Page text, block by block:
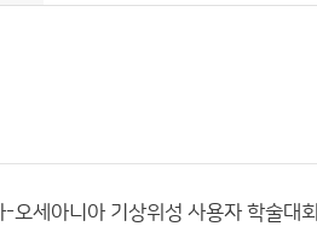
오세아니아 기상위성 사용자 학술대회